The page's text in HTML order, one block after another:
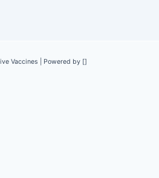
Vaccines | Powered by []